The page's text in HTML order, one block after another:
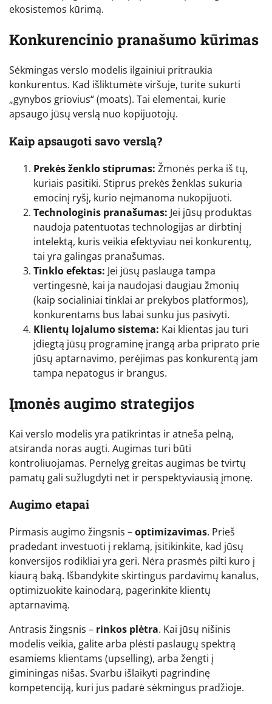
ekosistemos kūrimą.
Konkurencinio pranašumo kūrimas
Sėkmingas verslo modelis ilgainiui pritraukia
konkurentus. Kad išliktumėte viršuje, turite sukurti
„gynybos griovius“ (moats). Tai elementai, kurie
apsaugo jūsų verslą nuo kopijuotojų.
Kaip apsaugoti savo verslą?
Prekės ženklo stiprumas: Žmonės perka iš tų,
kuriais pasitiki. Stiprus prekės ženklas sukuria
emocinį ryšį, kurio neįmanoma nukopijuoti.
Technologinis pranašumas: Jei jūsų produktas
naudoja patentuotas technologijas ar dirbtinį
intelektą, kuris veikia efektyviau nei konkurentų,
tai yra galingas pranašumas.
Tinklo efektas: Jei jūsų paslauga tampa
vertingesnė, kai ja naudojasi daugiau žmonių
(kaip socialiniai tinklai ar prekybos platformos),
konkurentams bus labai sunku jus pasivyti.
Klientų lojalumo sistema: Kai klientas jau turi
įdiegtą jūsų programinę įrangą arba priprato prie
jūsų aptarnavimo, perėjimas pas konkurentą jam
tampa nepatogus ir brangus.
Įmonės augimo strategijos
Kai verslo modelis yra patikrintas ir atneša pelną,
atsiranda noras augti. Augimas turi būti
kontroliuojamas. Pernelyg greitas augimas be tvirtų
pamatų gali sužlugdyti net ir perspektyviausią įmonę.
Augimo etapai
Pirmasis augimo žingsnis –optimizavimas. Prieš
pradedant investuoti į reklamą, įsitikinkite, kad jūsų
konversijos rodikliai yra geri. Nėra prasmės pilti kuro į
kiaurą baką. Išbandykite skirtingus pardavimų kanalus,
optimizuokite kainodarą, pagerinkite klientų
aptarnavimą.
Antrasis žingsnis – rinkos plėtra. Kai jūsų nišinis
modelis veikia, galite arba plėsti paslaugų spektrą
esamiems klientams (upselling), arba žengti į
giminingas nišas. Svarbu išlaikyti pagrindinę
kompetenciją, kuri jus padarė sėkmingus pradžioje.